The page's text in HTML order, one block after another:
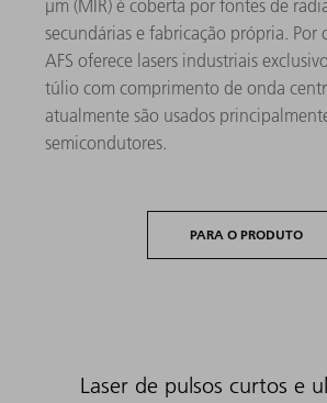
µm (MIR) é coberta por fontes de
secundárias e fabricação própria. Por
AFS oferece lasers industriais
túlio com comprimento de onda
atualmente são usados
semicondutores.
PARA O PRODUTO
Laser de pulsos curtos e